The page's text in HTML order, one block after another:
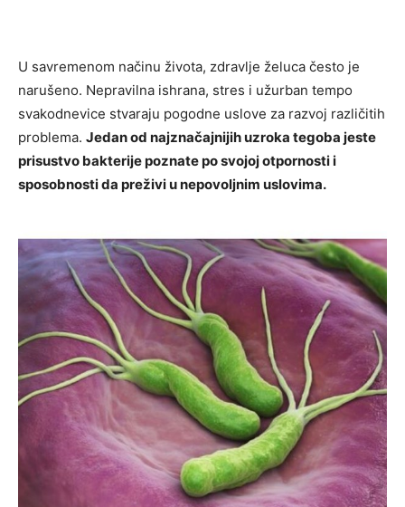
U savremenom načinu života, zdravlje želuca često je
narušeno. Nepravilna ishrana, stres i užurban tempo
svakodnevice stvaraju pogodne uslove za razvoj različitih
problema. Jedan od najznačajnijih uzroka tegoba jeste
prisustvo bakterije poznate po svojoj otpornosti i
sposobnosti da preživi u nepovoljnim uslovima.